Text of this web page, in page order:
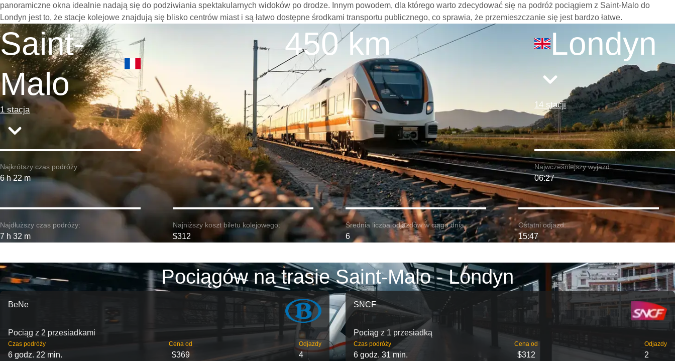
panoramiczne okna idealnie nadają się do podziwiania spektakularnych widoków po drodze. Innym powodem, dla którego warto zdecydować się na podróż pociągiem z Saint-Malo do
Londyn jest to, że stacje kolejowe znajdują się blisko centrów miast i są łatwo dostępne środkami transportu publicznego, co sprawia, że przemieszczanie się jest bardzo łatwe.
Saint-
Malo
1 stacja
450 km Londyn
14 stacji
Najkrótszy czas podróży:
6 h 22 m
Najwcześniejszy wyjazd:
06:27
Najdłuższy czas podróży:
7 h 32 m
Najniższy koszt biletu kolejowego:
$312
Średnia liczba odjazdów w ciągu dnia:
6
Ostatni odjazd:
15:47
Pociągów na trasie Saint-Malo - Londyn
BeNe
Pociąg z 2 przesiadkami
Czas podróży
6 godz. 22 min.
Cena od
$369
Odjazdy
4
SNCF
Pociąg z 1 przesiadką
Czas podróży
6 godz. 31 min.
Cena od
$312
Odjazdy
2